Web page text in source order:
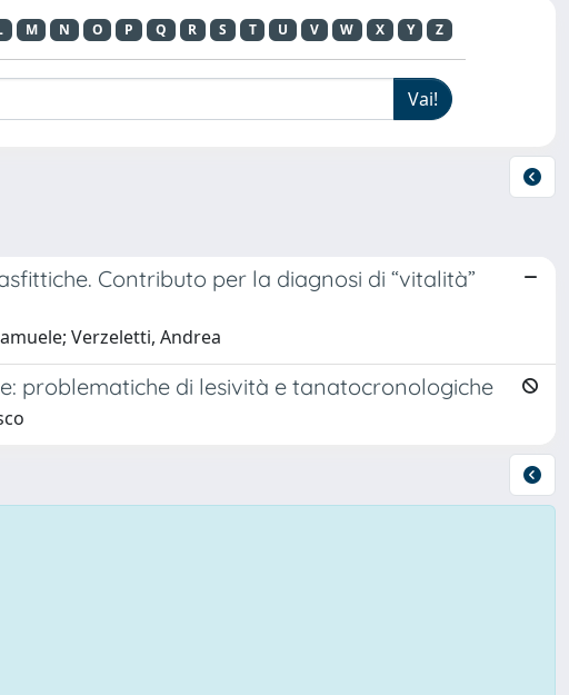
M N O P Q R S T U V W X Y Z
Contributo per la diagnosi di “vitalità”
Verzeletti, Andrea
problematiche di lesività e tanatocronologiche